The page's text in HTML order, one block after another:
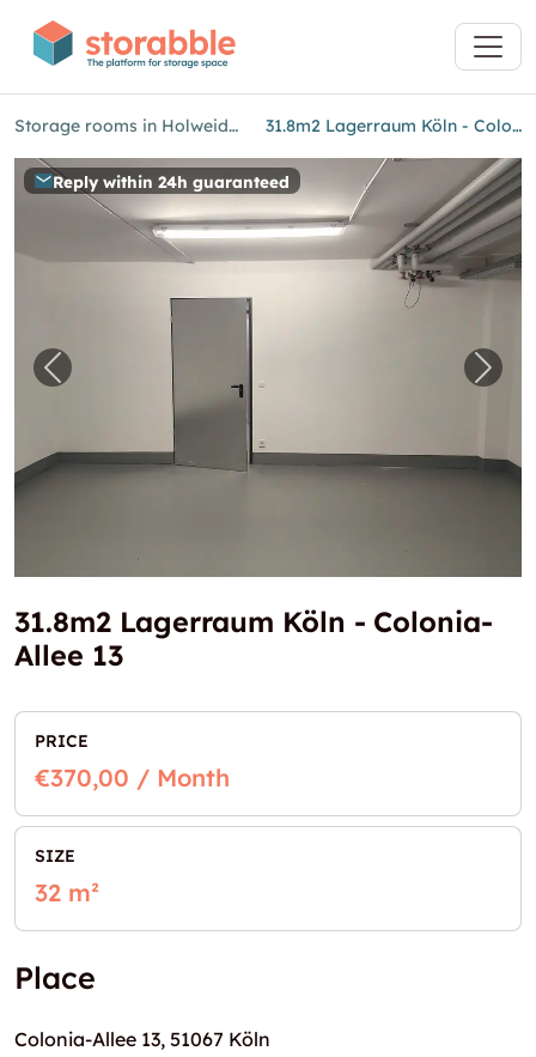
Storage rooms in Holweide (Cologne) 31.8m2 Lagerraum Köln - Colonia-Allee 13
Reply within 24h guaranteed
Previous image for "31.8m2 Lagerraum Köln -
Next
31.8m2 Lagerraum Köln - Colonia-
Allee 13
PRICE
€370,00 / Month
SIZE
32 m²
Place
Colonia-Allee 13, 51067 Köln